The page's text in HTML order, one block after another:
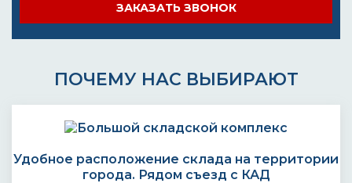
ЗАКАЗАТЬ ЗВОНОК
ПОЧЕМУ НАС ВЫБИРАЮТ
Удобное расположение склада на территории
города. Рядом съезд с КАД